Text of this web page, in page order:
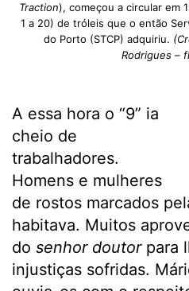
Traction), começou a circular em
1 a 20) de tróleis que o então
do Porto (STCP) adquiriu.
Rodrigues –
A essa hora o “9” ia
cheio de
trabalhadores.
Homens e mulheres
de rostos marcados
habitava. Muitos
do senhor doutorpara
injustiças sofridas.